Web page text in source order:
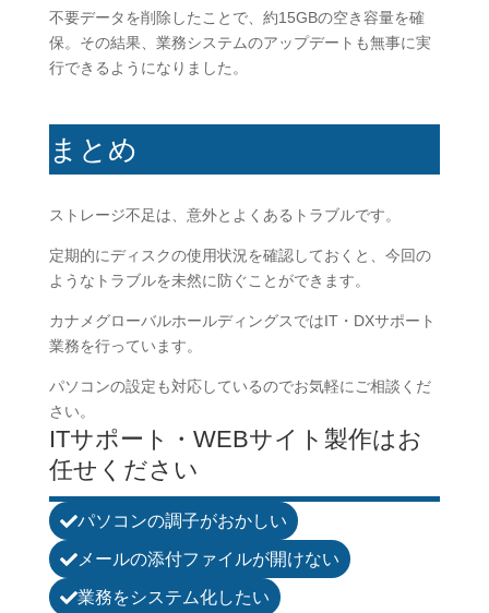
不要データを削除したことで、約15GBの空き容量を確
保。その結果、業務システムのアップデートも無事に実
行できるようになりました。
まとめ
ストレージ不足は、意外とよくあるトラブルです。
定期的にディスクの使用状況を確認しておくと、今回の
ようなトラブルを未然に防ぐことができます。
カナメグローバルホールディングスではIT・DXサポート
業務を行っています。
パソコンの設定も対応しているのでお気軽にご相談くだ
さい。
ITサポート・WEBサイト製作はお
任せください
パソコンの調子がおかしい
メールの添付ファイルが開けない
業務をシステム化したい